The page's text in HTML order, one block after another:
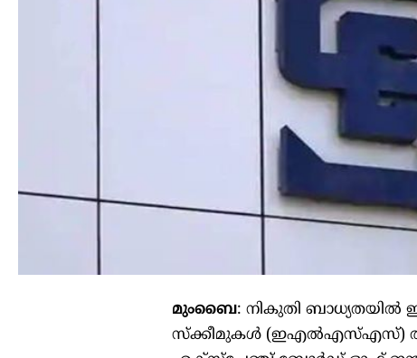
മുംബൈ: നികുതി ബാധ്യതയില്‍
സ്‌ക്കീമുകള്‍ (ഇഎല്‍എസ്എസ്)